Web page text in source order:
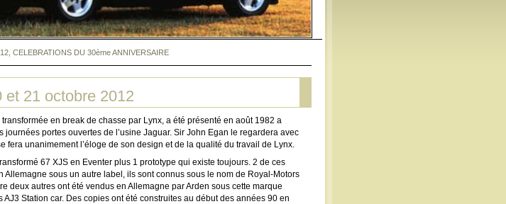
CELEBRATIONS DU 30ème ANNIVERSAIRE
et 21 octobre 2012
transformée en break de chasse par Lynx, a été présenté en août 1982 a
journées portes ouvertes de l’usine Jaguar. Sir John Egan le regardera avec
fera unanimement l’éloge de son design et de la qualité du travail de Lynx.
67 XJS en Eventer plus 1 prototype qui existe toujours. 2 de ces
Allemagne sous un autre label, ils sont connus sous le nom de Royal-Motors
deux autres ont été vendus en Allemagne par Arden sous cette marque
AJ3 Station car. Des copies ont été construites au début des années 90 en